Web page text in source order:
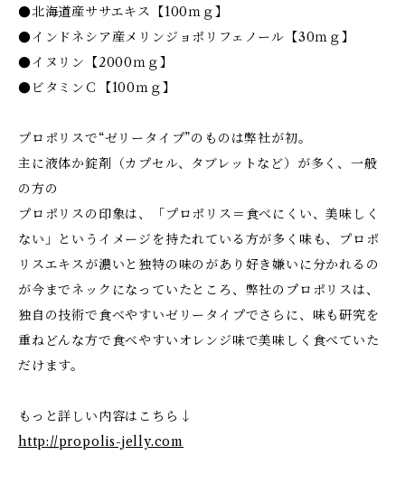
●北海道産ササエキス【100ｍｇ】
●インドネシア産メリンジョポリフェノール【30ｍｇ】
●イヌリン【2000ｍｇ】
●ビタミンＣ【100ｍｇ】
プロポリスで“ゼリータイプ”のものは弊社が初。
主に液体か錠剤（カプセル、タブレットなど）が多く、一般
の方の
プロポリスの印象は、「プロポリス＝食べにくい、美味しく
ない」というイメージを持たれている方が多く味も、プロポ
リスエキスが濃いと独特の味のがあり好き嫌いに分かれるの
が今までネックになっていたところ、弊社のプロポリスは、
独自の技術で食べやすいゼリータイプでさらに、味も研究を
重ねどんな方で食べやすいオレンジ味で美味しく食べていた
だけます。
もっと詳しい内容はこちら↓
http://propolis-jelly.com